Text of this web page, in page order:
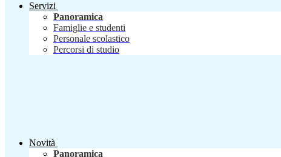
Servizi
Panoramica
Famiglie e studenti
Personale scolastico
Percorsi di studio
Novità
Panoramica